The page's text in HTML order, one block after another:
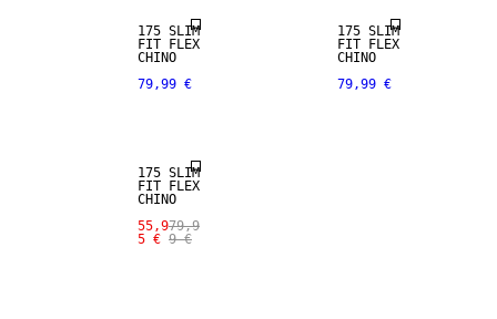
175 SLIM
FIT FLEX
CHINO
79,99 €
175 SLIM
FIT FLEX
CHINO
79,99 €
175 SLIM
FIT FLEX
CHINO
55,9
5 €
79,9
9 €